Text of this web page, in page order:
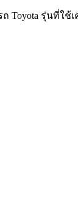
รุ่นที่ใช้เ